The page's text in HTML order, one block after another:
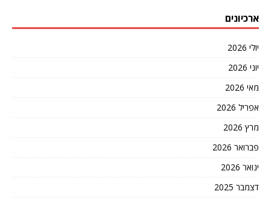
ארכיונים
יולי 2026
יוני 2026
מאי 2026
אפריל 2026
מרץ 2026
פברואר 2026
ינואר 2026
דצמבר 2025